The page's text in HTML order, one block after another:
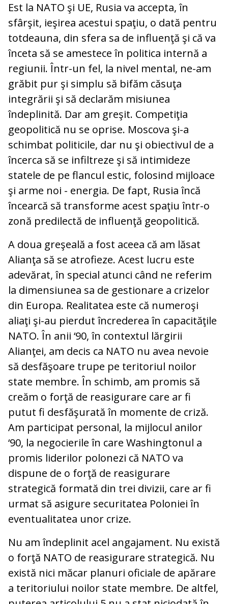
Est la NATO şi UE, Rusia va accepta, în
sfârşit, ieşirea acestui spaţiu, o dată pentru
totdeauna, din sfera sa de influenţă şi că va
înceta să se amestece în politica internă a
regiunii. Într-un fel, la nivel mental, ne-am
grăbit pur şi simplu să bifăm căsuţa
integrării şi să declarăm misiunea
îndeplinită. Dar am greşit. Competiţia
geopolitică nu se oprise. Moscova şi-a
schimbat politicile, dar nu şi obiectivul de a
încerca să se infiltreze şi să intimideze
statele de pe flancul estic, folosind mijloace
şi arme noi - energia. De fapt, Rusia încă
încearcă să transforme acest spaţiu într-o
zonă predilectă de influenţă geopolitică.
A doua greşeală a fost aceea că am lăsat
Alianţa să se atrofieze. Acest lucru este
adevărat, în special atunci când ne referim
la dimensiunea sa de gestionare a crizelor
din Europa. Realitatea este că numeroşi
aliaţi şi-au pierdut încrederea în capacităţile
NATO. În anii ‘90, în contextul lărgirii
Alianţei, am decis ca NATO nu avea nevoie
să desfăşoare trupe pe teritoriul noilor
state membre. În schimb, am promis să
creăm o forţă de reasigurare care ar fi
putut fi desfăşurată în momente de criză.
Am participat personal, la mijlocul anilor
‘90, la negocierile în care Washingtonul a
promis liderilor polonezi că NATO va
dispune de o forţă de reasigurare
strategică formată din trei divizii, care ar fi
urmat să asigure securitatea Poloniei în
eventualitatea unor crize.
Nu am îndeplinit acel angajament. Nu există
o forţă NATO de reasigurare strategică. Nu
există nici măcar planuri oficiale de apărare
a teritoriului noilor state membre. De altfel,